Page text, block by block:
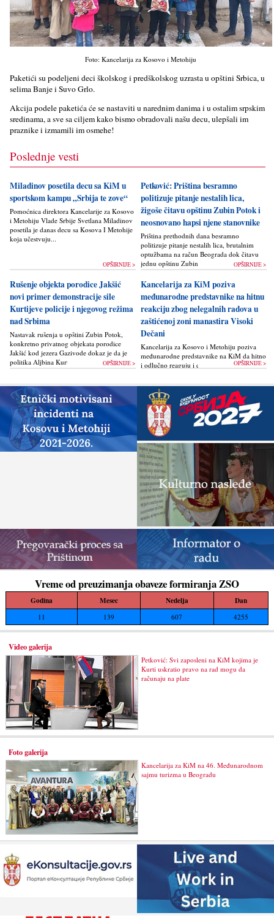
Foto: Kancelarija za Kosovo i Metohiju
Paketići su podelјeni deci školskog i predškolskog uzrasta u opštini Srbica, u
selima Banje i Suvo Grlo.
Akcija podele paketića će se nastaviti u narednim danima i u ostalim srpskim
sredinama, a sve sa cilјem kako bismo obradovali našu decu, ulepšali im
praznike i izmamili im osmehe!
Poslednje vesti
Miladinov posetila decu sa KiM u
sportskom kampu „Srbija te zove“
Pomoćnica direktora Kancelarije za Kosovo
i Metohiju Vlade Srbije Svetlana Miladinov
posetila je danas decu sa Kosova I Metohije
koja učestvuju...
OPŠIRNIJE >
Petković: Priština besramno
politizuje pitanje nestalih lica,
žigoše čitavu opštinu Zubin Potok i
neosnovano hapsi njene stanovnike
Priština prethodnih dana besramno
politizuje pitanje nestalih lica, brutalnim
optužbama na račun Beograda dok čitavu
jednu opštinu Zubin Potok žigoše...OPŠIRNIJE >
Rušenje objekta porodice Jakšić
novi primer demonstracije sile
Kurtijeve policije i njegovog režima
nad Srbima
Nastavak rušenja u opštini Zubin Potok,
konkretno privatnog objekata porodice
Jakšić kod jezera Gazivode dokaz je da je
politika Alјbina Kurtija...
OPŠIRNIJE >
Kancelarija za KiM poziva
međunarodne predstavnike na hitnu
reakciju zbog nelegalnih radova u
zaštićenoj zoni manastira Visoki
Dečani
Kancelarija za Kosovo i Metohiju poziva
međunarodne predstavnike na KiM da hitno
i odlučno reaguju i da bez odlaganja
građevinskih...
OPŠIRNIJE >
Vreme od preuzimanja obaveze formiranja ZSO
Godina Mesec Nedelja Dan
11 139 607 4255
Video galerija
Petković: Svi zaposleni na KiM kojima je
Kurti uskratio pravo na rad mogu da
računaju na plate
Foto galerija
Kancelarija za KiM na 46. Međunarodnom
sajmu turizma u Beogradu